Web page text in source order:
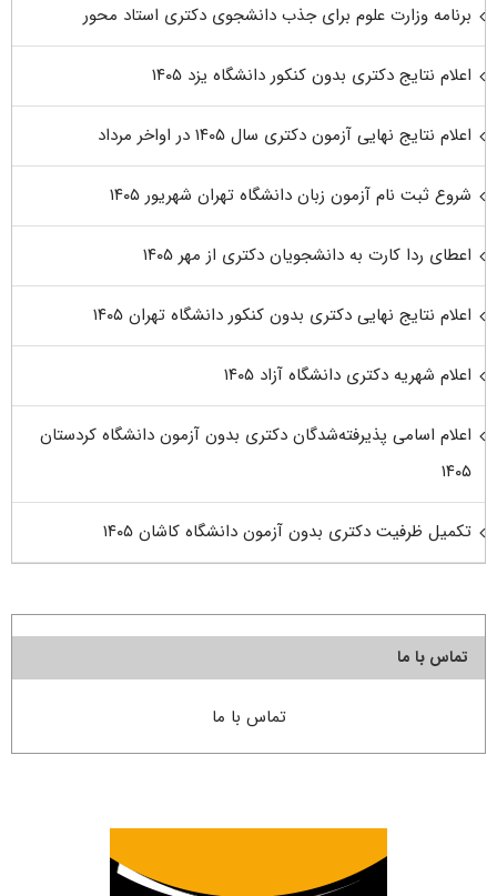
برنامه وزارت علوم برای جذب دانشجوی دکتری استاد محور
اعلام نتایج دکتری بدون کنکور دانشگاه یزد ۱۴۰۵
اعلام نتایج نهایی آزمون دکتری سال ۱۴۰۵ در اواخر مرداد
شروع ثبت نام آزمون زبان دانشگاه تهران شهریور ۱۴۰۵
اعطای ردا کارت به دانشجویان دکتری از مهر ۱۴۰۵
اعلام نتایج نهایی دکتری بدون کنکور دانشگاه تهران ۱۴۰۵
اعلام شهریه دکتری دانشگاه آزاد ۱۴۰۵
اعلام اسامی پذیرفته‌شدگان دکتری بدون آزمون دانشگاه کردستان
۱۴۰۵
تکمیل ظرفیت دکتری بدون آزمون دانشگاه کاشان ۱۴۰۵
تماس با ما
تماس با ما